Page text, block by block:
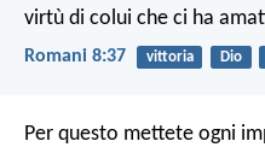
virtù di colui che ci ha
Romani 8:37 vittoria Dio
Per questo mettete ogni